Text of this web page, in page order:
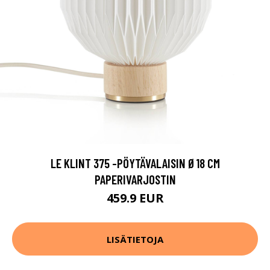
LE KLINT 375 -PÖYTÄVALAISIN Ø18 CM
PAPERIVARJOSTIN
459.9 EUR
LISÄTIETOJA